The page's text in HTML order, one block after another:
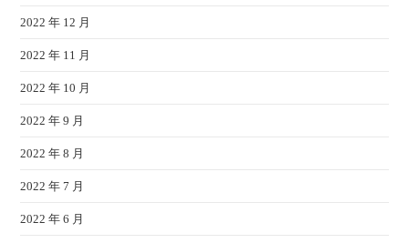
2022 年 12 月
2022 年 11 月
2022 年 10 月
2022 年 9 月
2022 年 8 月
2022 年 7 月
2022 年 6 月